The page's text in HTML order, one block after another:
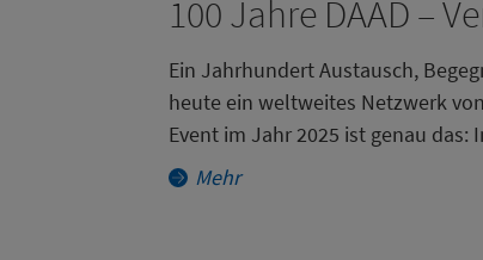
100 Jahre DAAD –
Ein Jahrhundert Austausch,
heute ein weltweites Netzwerk
Event im Jahr 2025 ist genau
Mehr